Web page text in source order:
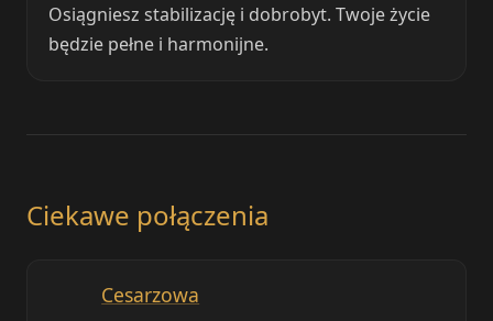
Osiągniesz stabilizację i dobrobyt. Twoje życie
będzie pełne i harmonijne.
Ciekawe połączenia
Cesarzowa